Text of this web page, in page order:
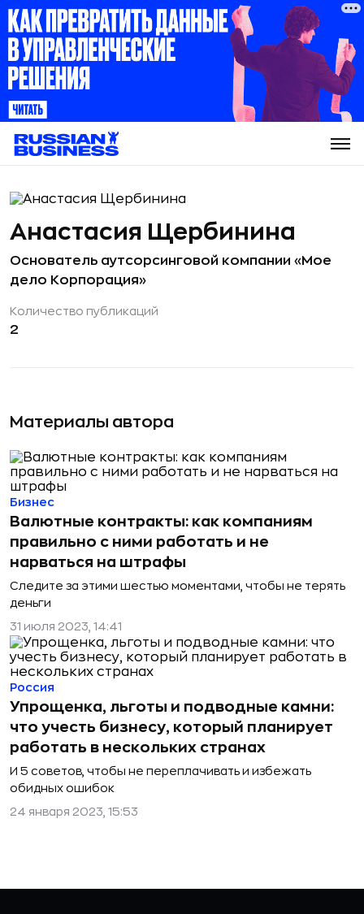
Материалы автора
Валютные контракты: как компаниям
правильно с ними работать и не
нарваться на штрафы
Следите за этими шестью моментами, чтобы не терять
деньги
Бизнес
31 июля 2023, 14:41
Упрощенка, льготы и подводные камни:
что учесть бизнесу, который планирует
работать в нескольких странах
И 5 советов, чтобы не переплачивать и избежать
обидных ошибок
Россия
24 января 2023, 15:53
Анастасия Щербинина
Основатель аутсорсинговой компании «Мое
дело Корпорация»
Количество публикаций
2